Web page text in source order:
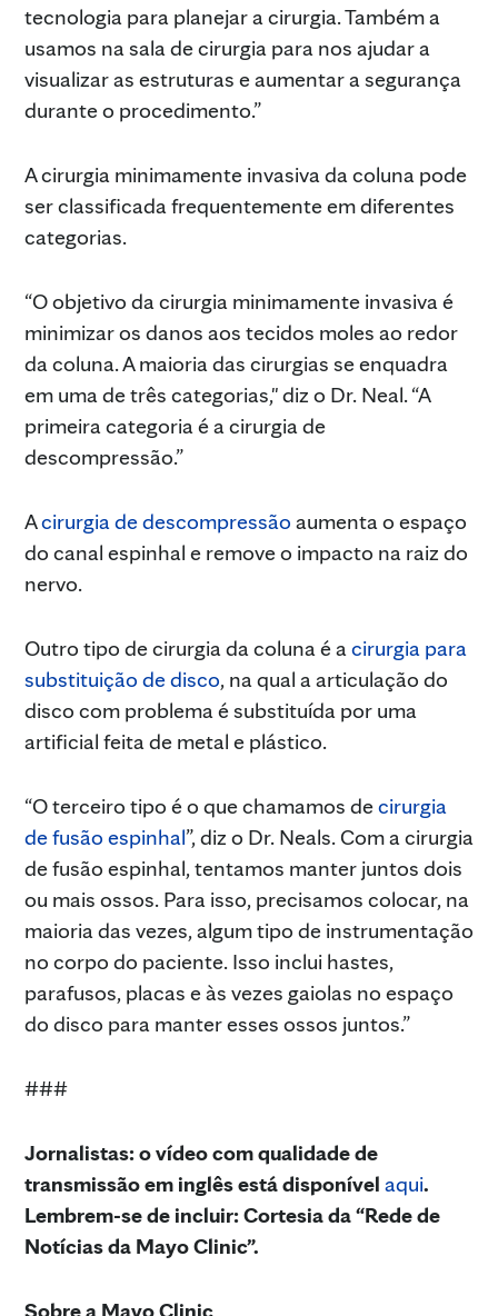
tecnologia para planejar a cirurgia. Também a
usamos na sala de cirurgia para nos ajudar a
visualizar as estruturas e aumentar a segurança
durante o procedimento.”
A cirurgia minimamente invasiva da coluna pode
ser classificada frequentemente em diferentes
categorias.
“O objetivo da cirurgia minimamente invasiva é
minimizar os danos aos tecidos moles ao redor
da coluna. A maioria das cirurgias se enquadra
em uma de três categorias," diz o Dr. Neal. “A
primeira categoria é a cirurgia de
descompressão.”
Acirurgia de descompressão aumenta o espaço
do canal espinhal e remove o impacto na raiz do
nervo.
Outro tipo de cirurgia da coluna é a cirurgia para
substituição de disco, na qual a articulação do
disco com problema é substituída por uma
artificial feita de metal e plástico.
“O terceiro tipo é o que chamamos decirurgia
de fusão espinhal”, diz o Dr. Neals. Com a cirurgia
de fusão espinhal, tentamos manter juntos dois
ou mais ossos. Para isso, precisamos colocar, na
maioria das vezes, algum tipo de instrumentação
no corpo do paciente. Isso inclui hastes,
parafusos, placas e às vezes gaiolas no espaço
do disco para manter esses ossos juntos.”
###
Jornalistas: o vídeo com qualidade de
transmissão em inglês está disponível aqui.
Lembrem-se de incluir: Cortesia da “Rede de
Notícias da Mayo Clinic”.
Sobre a Mayo Clinic